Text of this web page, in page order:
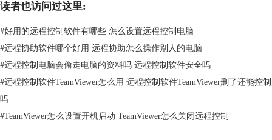
读者也访问过这里:
#好用的远程控制软件有哪些 怎么设置远程控制电脑
#远程协助软件哪个好用 远程协助怎么操作别人的电脑
#远程控制电脑会偷走电脑的资料吗 远程控制软件安全吗
#远程控制软件TeamViewer怎么用 远程控制软件TeamViewer删了还能控制
吗
#TeamViewer怎么设置开机启动 TeamViewer怎么关闭远程控制